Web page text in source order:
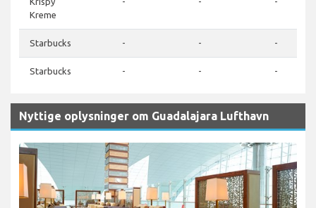
Kreme
Starbucks - - -
Starbucks - - -
Nyttige oplysninger om Guadalajara Lufthavn